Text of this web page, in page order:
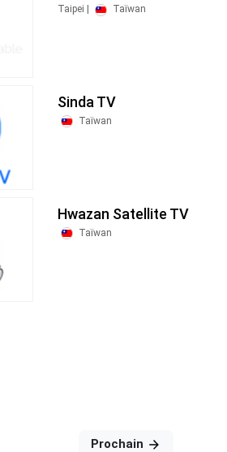
Taipei | Taïwan
Sinda TV
Taïwan
Hwazan Satellite TV
Taïwan
Prochain